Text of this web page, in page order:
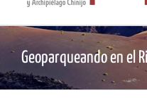
Geoparqueando en el